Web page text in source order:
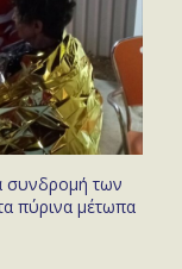
συνδρομή των
πύρινα μέτωπα